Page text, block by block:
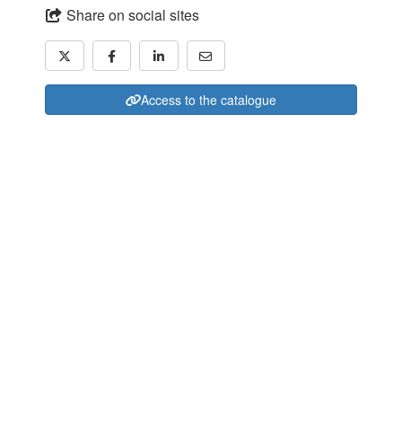
Share on social sites
Access to the catalogue